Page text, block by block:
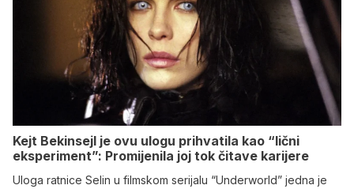
Kejt Bekinsejl je ovu ulogu prihvatila kao “lični
eksperiment”: Promijenila joj tok čitave karijere
Uloga ratnice Selin u filmskom serijalu “Underworld” jedna je